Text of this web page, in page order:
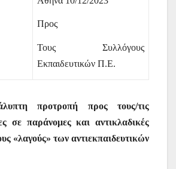
Προς
Τους Συλλόγους
Εκπαιδευτικών Π.Ε.
προτροπή προς τους/τις
σε παράνομες και αντικλαδικές
«λαγούς» των αντιεκπαιδευτικών